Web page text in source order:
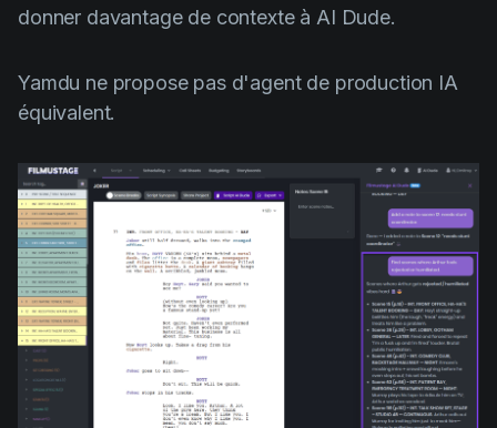
donner davantage de contexte à AI Dude.
Yamdu ne propose pas d'agent de production IA
équivalent.